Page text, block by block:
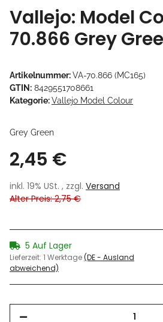
Vallejo: Model
70.866 Grey
Artikelnummer:VA-70.866 (MC165)
GTIN: 8429551708661
Kategorie:Vallejo Model Colour
Grey Green
2,45 €
inkl. 19% USt. , zzgl. Versand
Alter Preis: 2,75 €
5 Auf Lager
Lieferzeit: 1 Werktage(DE - Ausland
abweichend)